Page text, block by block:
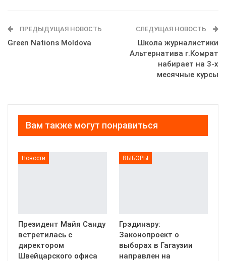
ПРЕДЫДУЩАЯ НОВОСТЬ
Green Nations Moldova
СЛЕДУЩАЯ НОВОСТЬ
Школа журналистики
Альтернатива г.Комрат
набирает на 3-х
месячные курсы
Вам также могут понравиться
Новости
Президент Майя Санду
встретилась с
директором
Швейцарского офиса
ВЫБОРЫ
Грэдинару:
Законопроект о
выборах в Гагаузии
направлен на